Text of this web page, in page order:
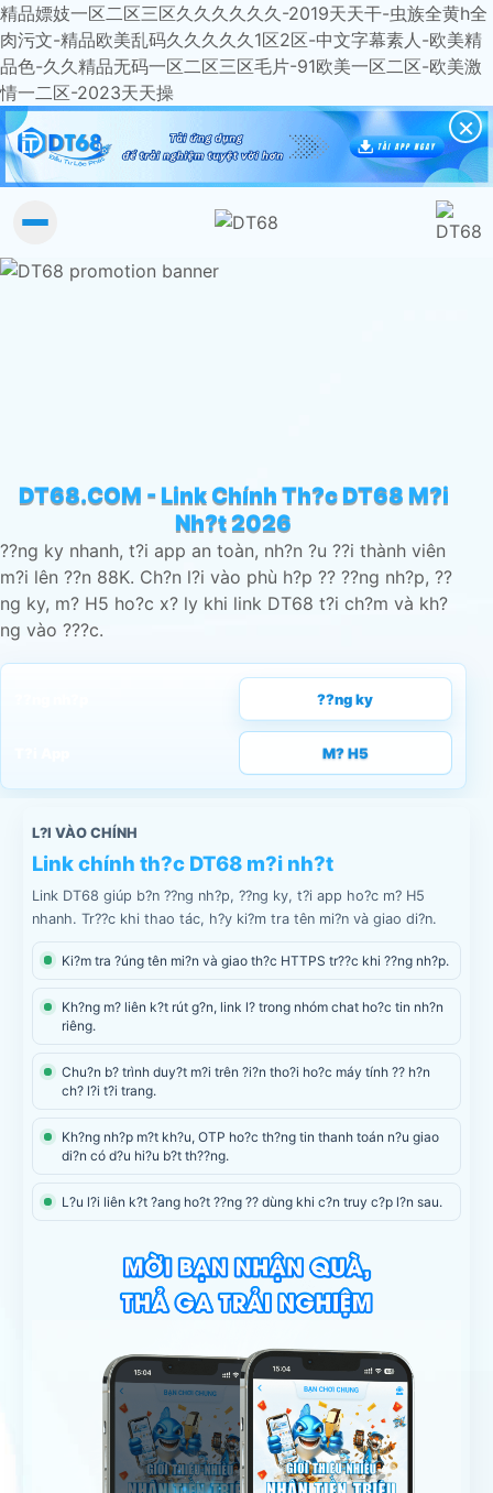
精品嫖妓一区二区三区久久久久久久-2019天天干-虫族全黄h全
肉污文-精品欧美乱码久久久久久1区2区-中文字幕素人-欧美精
品色-久久精品无码一区二区三区毛片-91欧美一区二区-欧美激
情一二区-2023天天操
×
DT68.COM - Link Chính Th?c DT68 M?i
Nh?t 2026
??ng ky nhanh, t?i app an toàn, nh?n ?u ??i thành viên
m?i lên ??n 88K. Ch?n l?i vào phù h?p ?? ??ng nh?p, ??
ng ky, m? H5 ho?c x? ly khi link DT68 t?i ch?m và kh?
ng vào ???c.
??ng ky
M? H5
L?I VÀO CHÍNH
Link chính th?c DT68 m?i nh?t
Link DT68 giúp b?n ??ng nh?p, ??ng ky, t?i app ho?c m? H5
nhanh. Tr??c khi thao tác, h?y ki?m tra tên mi?n và giao di?n.
Ki?m tra ?úng tên mi?n và giao th?c HTTPS tr??c khi ??ng nh?p.
Kh?ng m? liên k?t rút g?n, link l? trong nhóm chat ho?c tin nh?n
riêng.
Chu?n b? trình duy?t m?i trên ?i?n tho?i ho?c máy tính ?? h?n
ch? l?i t?i trang.
Kh?ng nh?p m?t kh?u, OTP ho?c th?ng tin thanh toán n?u giao
di?n có d?u hi?u b?t th??ng.
L?u l?i liên k?t ?ang ho?t ??ng ?? dùng khi c?n truy c?p l?n sau.